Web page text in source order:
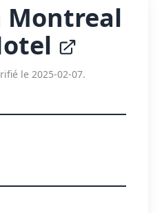
Montreal
le 2025-02-07.